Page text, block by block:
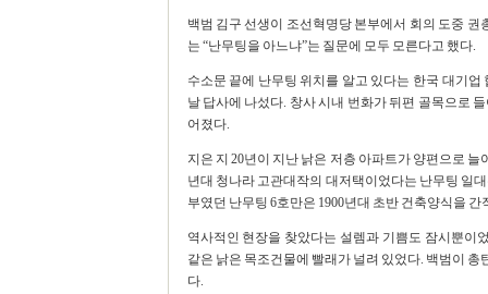
백범 김구 선생이 조선혁명당 본부에서 회의 도중
는 “난무팅을 아느냐”는 질문에 모두 모른다고 했다.
수소문 끝에 난무팅 위치를 알고 있다는 한국 대기
날 답사에 나섰다. 창사 시내 번화가 뒤편 골목으로
어졌다.
지은 지 20년이 지난 낡은 저층 아파트가 양편으로
년대 청나라 고관대작의 대저택이었다는 난무팅 일
부였던 난무팅 6호만은 1900년대 초반 건축양식을 간
역사적인 현장을 찾았다는 설렘과 기쁨도 잠시뿐이
같은 낡은 목조건물에 빨래가 널려 있었다. 백범이
다.